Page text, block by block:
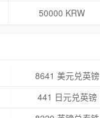
50000 KRW
8641 美元兑英镑
441 日元兑英镑